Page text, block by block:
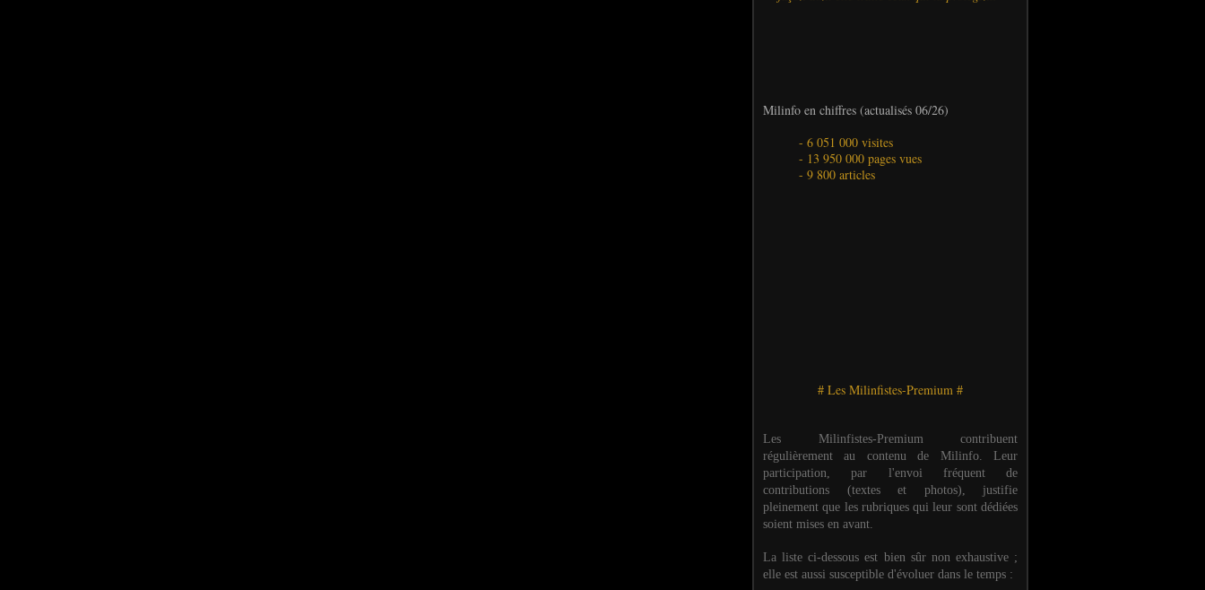
Milinfo en chiffres (actualisés 06/26)
- 6 051 000 visites
- 13 950 000 pages vues
- 9 800 articles
# Les Milinfistes-Premium #
Les Milinfistes-Premium contribuent
régulièrement au contenu de Milinfo. Leur
participation, par l'envoi fréquent de
contributions (textes et photos), justifie
pleinement que les rubriques qui leur sont dédiées
soient mises en avant.
La liste ci-dessous est bien sûr non exhaustive ;
elle est aussi susceptible d'évoluer dans le temps :